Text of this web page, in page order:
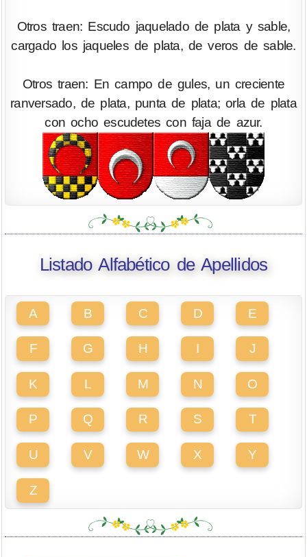
Otros traen: Escudo jaquelado de plata y sable,
cargado los jaqueles de plata, de veros de sable.
Otros traen: En campo de gules, un creciente
ranversado, de plata, punta de plata; orla de plata
con ocho escudetes con faja de azur.
Listado Alfabético de Apellidos
A B C D E
F G H I J
K L M N O
P Q R S T
U V W X Y
Z